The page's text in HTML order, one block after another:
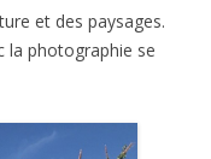
et des paysages.
la photographie se